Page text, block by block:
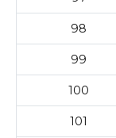
98
99
100
101